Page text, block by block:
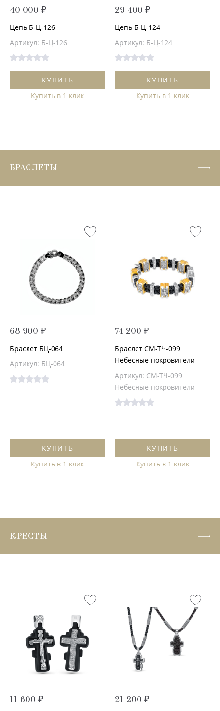
40 000 ₽
Цепь Б-Ц-126
Артикул: Б-Ц-126
КУПИТЬ
Купить в 1 клик
29 400 ₽
Цепь Б-Ц-124
Артикул: Б-Ц-124
КУПИТЬ
Купить в 1 клик
БРАСЛЕТЫ
68 900 ₽
Браслет БЦ-064
Артикул: БЦ-064
КУПИТЬ
Купить в 1 клик
74 200 ₽
Браслет СМ-ТЧ-099
Небесные покровители
Артикул: СМ-ТЧ-099
Небесные покровители
КУПИТЬ
Купить в 1 клик
КРЕСТЫ
11 600 ₽ 21 200 ₽